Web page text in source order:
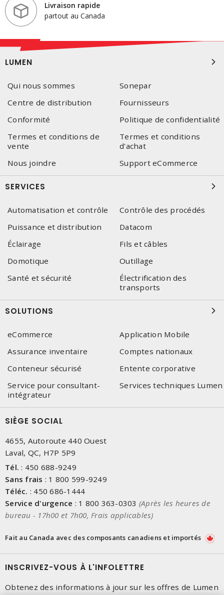
Livraison rapide
partout au Canada
LUMEN
Qui nous sommes
Sonepar
Centre de distribution
Fournisseurs
Conformité
Politique de confidentialité
Termes et conditions de
vente
Termes et conditions
d'achat
Nous joindre
Support eCommerce
SERVICES
Automatisation et contrôle
Contrôle des procédés
Puissance et distribution
Datacom
Éclairage
Fils et câbles
Domotique
Outillage
Santé et sécurité
Électrification des
transports
SOLUTIONS
eCommerce
Application Mobile
Assurance inventaire
Comptes nationaux
Conteneur sécurisé
Entente corporative
Service pour consultant-
intégrateur
Services techniques Lumen
SIÈGE SOCIAL
4655, Autoroute 440 Ouest
Laval, QC, H7P 5P9
Tél. : 450 688-9249
Sans frais : 1 800 599-9249
Téléc. : 450 686-1444
Service d'urgence : 1 800 363-0303 (Après les heures de
bureau - 17h00 et 7h00, Frais applicables)
Fait au Canada avec des composants canadiens et importés
INSCRIVEZ-VOUS À L'INFOLETTRE
Obtenez des informations à jour sur les offres de Lumen